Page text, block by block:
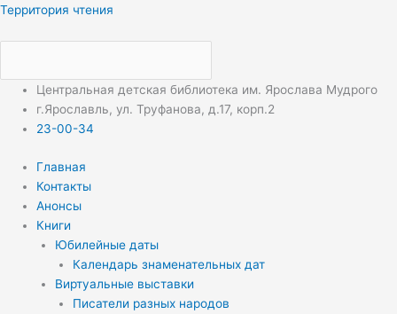
Перейти
Территория чтения
Центральная детская библиотека им. Ярослава Мудрого
г.Ярославль, ул. Труфанова, д.17, корп.2
23-00-34
Меню
Главная
Контакты
Анонсы
Книги
Юбилейные даты
Календарь знаменательных дат
Виртуальные выставки
Писатели разных народов
Меню